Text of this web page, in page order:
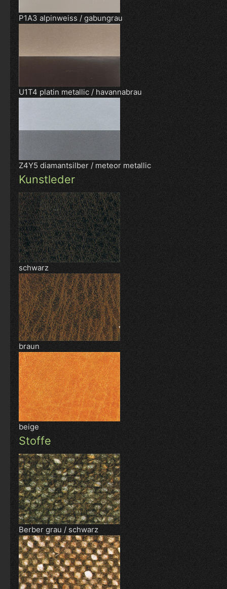
P1A3 alpinweiss / gabungrau
U1T4 platin metallic / havannabrau
Z4Y5 diamantsilber / meteor metallic
Kunstleder
schwarz
braun
beige
Stoffe
Berber grau / schwarz